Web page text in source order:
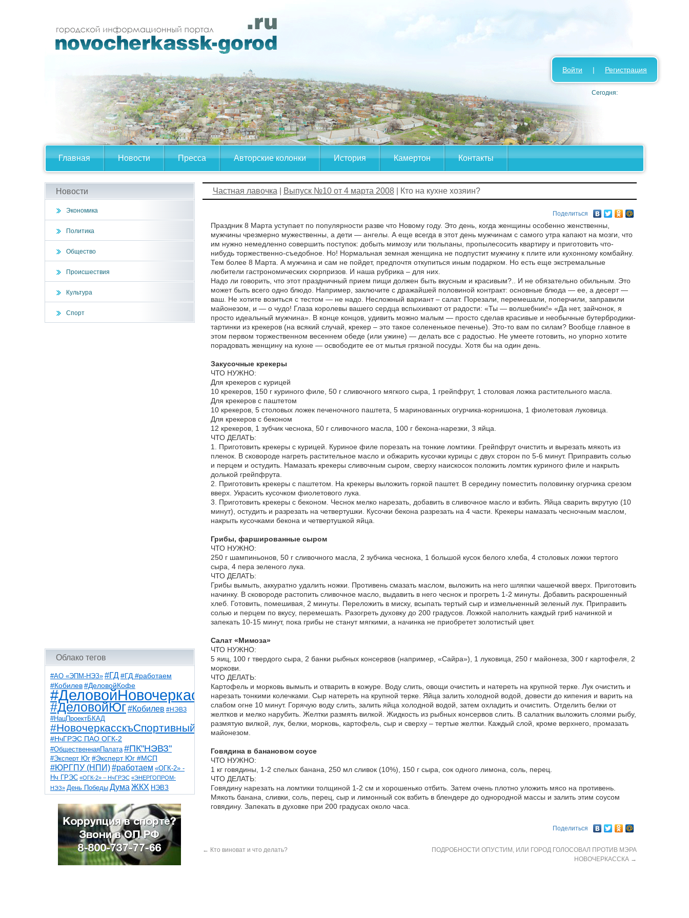
Главная Новости Пресса Авторские колонки История Камертон Контакты
Войти | Регистрация
Сегодня:
Новости
Экономика
Политика
Общество
Происшествия
Культура
Спорт
Облако тегов
#АО «ЭПМ-НЭЗ» #ГД #ГД #работаем
#Кобилев #ДеловойКофе
#ДеловойНовочеркасск
#ДеловойЮг#Кобилев #НЭВЗ
#НацПроектБКАД
#НовочеркасскъСпортивный
#НчГРЭС ПАО ОГК-2
#ОбщественнаяПалата #ПК"НЭВЗ"
#Эксперт Юг #Эксперт Юг #МСП
#ЮРГПУ (НПИ)#работаем «ОГК-2» -
Нч ГРЭС «ОГК-2» – НчГРЭС «ЭНЕРГОПРОМ-
НЭЗ» День Победы Дума ЖКХ НЭВЗ
НчГРЭС ТНТ
благоустройствоветераны выборы
детидороги казаки коррупция космос
общественная палата парк пожар роща
спорт театр транспорт художники
Частная лавочка Выпуск №10 от 4 марта 2008| Кто на кухне хозяин?
Поделиться
Праздник 8 Марта уступает по популярности разве что Новому году. Это день, когда женщины особенно женственны,
мужчины чрезмерно мужественны, а дети — ангелы. А еще всегда в этот день мужчинам с самого утра капают на мозги, что
им нужно немедленно совершить поступок: добыть мимозу или тюльпаны, пропылесосить квартиру и приготовить что-
нибудь торжественно-съедобное. Но! Нормальная земная женщина не подпустит мужчину к плите или кухонному комбайну.
Тем более 8 Марта. А мужчина и сам не пойдет, предпочтя откупиться иным подарком. Но есть еще экстремальные
любители гастрономических сюрпризов. И наша рубрика – для них.
Надо ли говорить, что этот праздничный прием пищи должен быть вкусным и красивым?.. И не обязательно обильным. Это
может быть всего одно блюдо. Например, заключите с дражайшей половиной контракт: основные блюда — ее, а десерт —
ваш. Не хотите возиться с тестом — не надо. Несложный вариант – салат. Порезали, перемешали, поперчили, заправили
майонезом, и — о чудо! Глаза королевы вашего сердца вспыхивают от радости: «Ты — волшебник!» «Да нет, зайчонок, я
просто идеальный мужчина». В конце концов, удивить можно малым — просто сделав красивые и необычные бутербродики-
тартинки из крекеров (на всякий случай, крекер – это такое солененькое печенье). Это-то вам по силам? Вообще главное в
этом первом торжественном весеннем обеде (или ужине) — делать все с радостью. Не умеете готовить, но упорно хотите
порадовать женщину на кухне — освободите ее от мытья грязной посуды. Хотя бы на один день.
Закусочные крекеры
ЧТО НУЖНО:
Для крекеров с курицей
10 крекеров, 150 г куриного филе, 50 г сливочного мягкого сыра, 1 грейпфрут, 1 столовая ложка растительного масла.
Для крекеров с паштетом
10 крекеров, 5 столовых ложек печеночного паштета, 5 маринованных огурчика-корнишона, 1 фиолетовая луковица.
Для крекеров с беконом
12 крекеров, 1 зубчик чеснока, 50 г сливочного масла, 100 г бекона-нарезки, 3 яйца.
ЧТО ДЕЛАТЬ:
1. Приготовить крекеры с курицей. Куриное филе порезать на тонкие ломтики. Грейпфрут очистить и вырезать мякоть из
пленок. В сковороде нагреть растительное масло и обжарить кусочки курицы с двух сторон по 5-6 минут. Приправить солью
и перцем и остудить. Намазать крекеры сливочным сыром, сверху наискосок положить ломтик куриного филе и накрыть
долькой грейпфрута.
2. Приготовить крекеры с паштетом. На крекеры выложить горкой паштет. В середину поместить половинку огурчика срезом
вверх. Украсить кусочком фиолетового лука.
3. Приготовить крекеры с беконом. Чеснок мелко нарезать, добавить в сливочное масло и взбить. Яйца сварить вкрутую (10
минут), остудить и разрезать на четвертушки. Кусочки бекона разрезать на 4 части. Крекеры намазать чесночным маслом,
накрыть кусочками бекона и четвертушкой яйца.
Грибы, фаршированные сыром
ЧТО НУЖНО:
250 г шампиньонов, 50 г сливочного масла, 2 зубчика чеснока, 1 большой кусок белого хлеба, 4 столовых ложки тертого
сыра, 4 пера зеленого лука.
ЧТО ДЕЛАТЬ:
Грибы вымыть, аккуратно удалить ножки. Противень смазать маслом, выложить на него шляпки чашечкой вверх. Приготовить
начинку. В сковороде растопить сливочное масло, выдавить в него чеснок и прогреть 1-2 минуты. Добавить раскрошенный
хлеб. Готовить, помешивая, 2 минуты. Переложить в миску, всыпать тертый сыр и измельченный зеленый лук. Приправить
солью и перцем по вкусу, перемешать. Разогреть духовку до 200 градусов. Ложкой наполнить каждый гриб начинкой и
запекать 10-15 минут, пока грибы не станут мягкими, а начинка не приобретет золотистый цвет.
Салат «Мимоза»
ЧТО НУЖНО:
5 яиц, 100 г твердого сыра, 2 банки рыбных консервов (например, «Сайра»), 1 луковица, 250 г майонеза, 300 г картофеля, 2
моркови.
ЧТО ДЕЛАТЬ:
Картофель и морковь вымыть и отварить в кожуре. Воду слить, овощи очистить и натереть на крупной терке. Лук очистить и
нарезать тонкими колечками. Сыр натереть на крупной терке. Яйца залить холодной водой, довести до кипения и варить на
слабом огне 10 минут. Горячую воду слить, залить яйца холодной водой, затем охладить и очистить. Отделить белки от
желтков и мелко нарубить. Желтки размять вилкой. Жидкость из рыбных консервов слить. В салатник выложить слоями рыбу,
размятую вилкой, лук, белки, морковь, картофель, сыр и сверху – тертые желтки. Каждый слой, кроме верхнего, промазать
майонезом.
Говядина в банановом соусе
ЧТО НУЖНО:
1 кг говядины, 1-2 спелых банана, 250 мл сливок (10%), 150 г сыра, сок одного лимона, соль, перец.
ЧТО ДЕЛАТЬ:
Говядину нарезать на ломтики толщиной 1-2 см и хорошенько отбить. Затем очень плотно уложить мясо на противень.
Мякоть банана, сливки, соль, перец, сыр и лимонный сок взбить в блендере до однородной массы и залить этим соусом
говядину. Запекать в духовке при 200 градусах около часа.
Поделиться
← Кто виноват и что делать?
ПОДРОБНОСТИ ОПУСТИМ, ИЛИ ГОРОД ГОЛОСОВАЛ ПРОТИВ МЭРА
НОВОЧЕРКАССКА →